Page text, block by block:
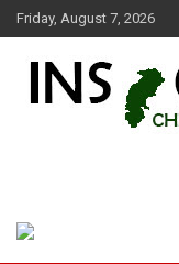
Skip
to
Friday, August 7, 2026